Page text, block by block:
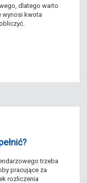
dlatego warto
wynosi kwota
trzeba
pracujące za
rozliczenia